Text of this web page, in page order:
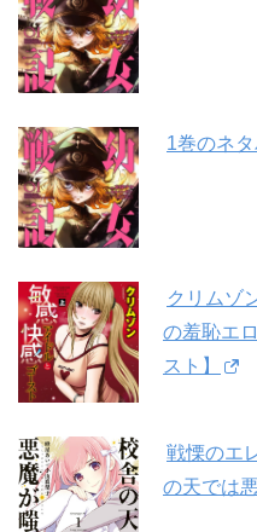
1巻のネ
クリムゾ
の羞恥エ
スト】
戦慄のエ
の天では